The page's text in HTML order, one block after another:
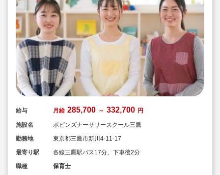
給与 月給 285,700 ～ 332,700 円
施設名
ポピンズナーサリースクール三鷹
勤務地
東京都三鷹市新川4-11-17
最寄り駅
各線三鷹駅バス17分、下車後2分
職種
保育士